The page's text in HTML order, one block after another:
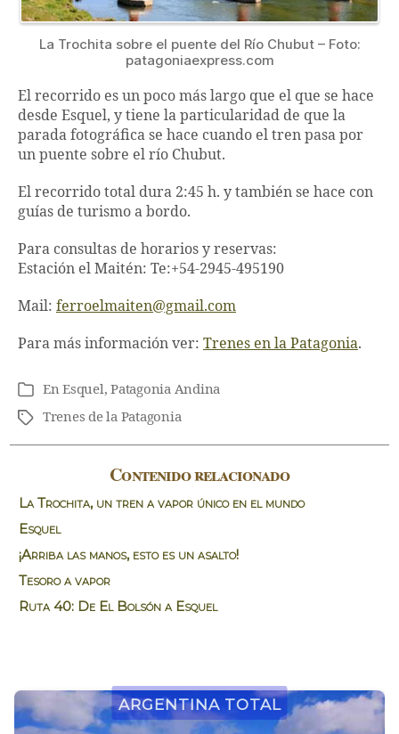
La Trochita sobre el puente del Río Chubut – Foto:
patagoniaexpress.com
El recorrido es un poco más largo que el que se hace
desde Esquel, y tiene la particularidad de que la
parada fotográfica se hace cuando el tren pasa por
un puente sobre el río Chubut.
El recorrido total dura 2:45 h. y también se hace con
guías de turismo a bordo.
Para consultas de horarios y reservas:
Estación el Maitén: Te:+54-2945-495190
Mail: ferroelmaiten@gmail.com
Para más información ver: Trenes en la Patagonia.
Categorías
EnEsquel,Patagonia Andina
Etiquetas
Trenes de la Patagonia
Contenido relacionado
La Trochita, un tren a vapor único en el mundo
Esquel
¡Arriba las manos, esto es un asalto!
Tesoro a vapor
Ruta 40: De El Bolsón a Esquel
Argentina Total